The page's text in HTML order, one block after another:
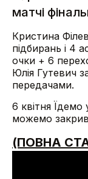
матчі
Кристина
підбирань і 4
очки + 6
Юлія Гутевич
передачами.
6 квітня
можемо
(ПОВНА